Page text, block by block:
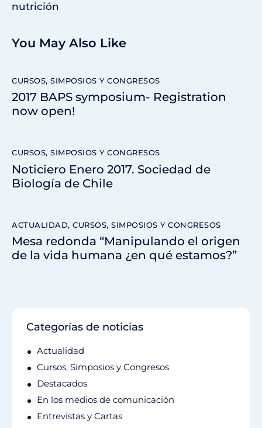
nutrición
You May Also Like
CURSOS, SIMPOSIOS Y CONGRESOS
2017 BAPS symposium- Registration
now open!
CURSOS, SIMPOSIOS Y CONGRESOS
Noticiero Enero 2017. Sociedad de
Biología de Chile
ACTUALIDAD, CURSOS, SIMPOSIOS Y CONGRESOS
Mesa redonda “Manipulando el origen
de la vida humana ¿en qué estamos?”
Categorías de noticias
Actualidad
Cursos, Simposios y Congresos
Destacados
En los medios de comunicación
Entrevistas y Cartas